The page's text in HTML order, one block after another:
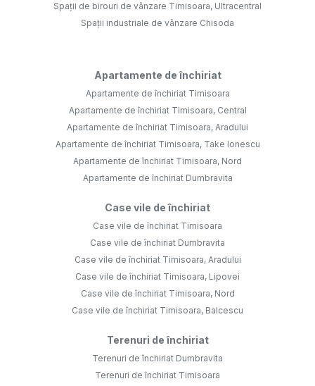
Spații de birouri de vânzare Timisoara, Ultracentral
Spații industriale de vânzare Chisoda
Apartamente de închiriat
Apartamente de închiriat Timisoara
Apartamente de închiriat Timisoara, Central
Apartamente de închiriat Timisoara, Aradului
Apartamente de închiriat Timisoara, Take Ionescu
Apartamente de închiriat Timisoara, Nord
Apartamente de închiriat Dumbravita
Case vile de închiriat
Case vile de închiriat Timisoara
Case vile de închiriat Dumbravita
Case vile de închiriat Timisoara, Aradului
Case vile de închiriat Timisoara, Lipovei
Case vile de închiriat Timisoara, Nord
Case vile de închiriat Timisoara, Balcescu
Terenuri de închiriat
Terenuri de închiriat Dumbravita
Terenuri de închiriat Timisoara